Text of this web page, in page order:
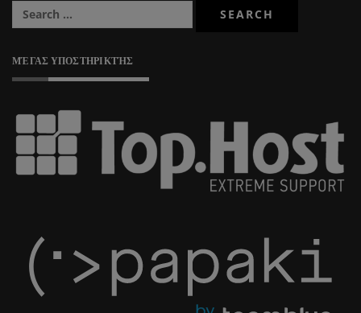
ΜΈΓΑΣ ΥΠΟΣΤΗΡΙΚΤΉΣ